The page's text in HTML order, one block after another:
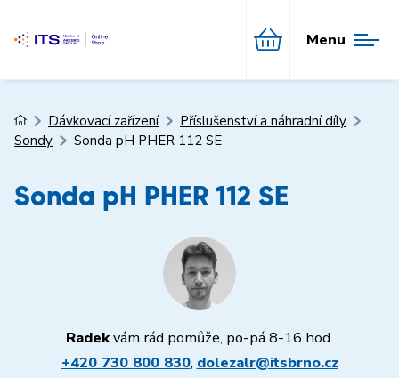
Menu
Dávkovací zařízení
Příslušenství a náhradní díly
Sondy
Sonda pH PHER 112 SE
Sonda pH PHER 112 SE
Radekvám rád pomůže, po-pá 8-16 hod.
+420 730 800 830, dolezalr@itsbrno.cz